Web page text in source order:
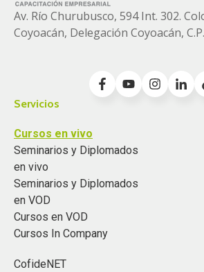
Av. Río Churubusco, 594 Int. 302.
Coyoacán, Delegación Coyoacán,
Servicios
Cursos en vivo
Seminarios y Diplomados
en vivo
Seminarios y Diplomados
en VOD
Cursos en VOD
Cursos In Company
CofideNET